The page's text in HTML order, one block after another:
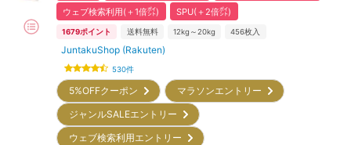
ウェブ検索利用(＋1倍㌽)
SPU(＋2倍㌽)
1679ポイント 送料無料 12kg～20kg 456枚入
JuntakuShop (Rakuten)
530件
5%OFFクーポン
マラソンエントリー
ジャンルSALEエントリー
ウェブ検索利用エントリー